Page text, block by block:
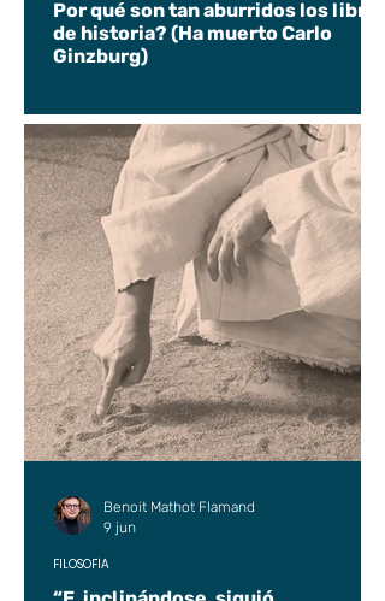
Por qué son tan aburridos los libros
de historia? (Ha muerto Carlo
Ginzburg)
FILOSOFÍA
Benoit Mathot Flamand
9 jun